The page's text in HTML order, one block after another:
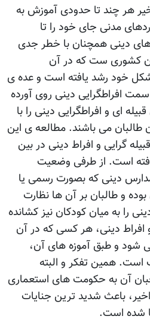
هر چند تا حدودی آموزش به
مدنی جای خود را تا
های دینی همچنان با خطر جدی
کشوری ست که در آن
شکل خود رشد یافته است و عده ی
سمت افراطگرایی دینی روی آورده
ای و افراطگرایی دینی را با
طالبان می باشند. مطالعه ی این
گرایی و افراط دینی در بین
است. از طرفی وضعیت
دینی که بصورت رسمی یا
و طالبان بر آن ها نظارت
را به میان کودکان نیز کشانده
افراط دینی، هر کسی که در آن
شود و طبق آموزه های آن،
همین تفکر و البته
آن به حکومت های استعماری
اخیر، باعث شدید ترین جنایات
شده است.